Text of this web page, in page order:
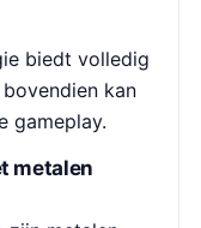
biedt volledig
kan
gameplay.
metalen